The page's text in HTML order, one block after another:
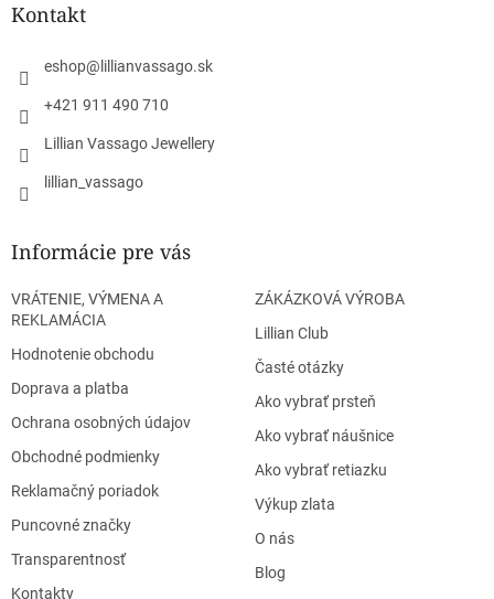
Kontakt
eshop@ lillianvassago.sk
+421 911 490 710
Lillian Vassago Jewellery
lillian_vassago
Informácie pre vás
VRÁTENIE, VÝMENA A
REKLAMÁCIA
Hodnotenie obchodu
Doprava a platba
Ochrana osobných údajov
Obchodné podmienky
Reklamačný poriadok
Puncovné značky
Transparentnosť
Kontakty
ZÁKÁZKOVÁ VÝROBA
Lillian Club
Časté otázky
Ako vybrať prsteň
Ako vybrať náušnice
Ako vybrať retiazku
Výkup zlata
O nás
Blog